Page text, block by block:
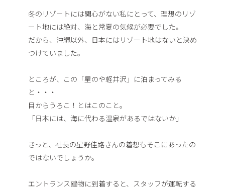
冬のリゾートには関心がない私にとって、理想のリゾ
ート地には絶対、海と常夏の気候が必要でした。
だから、沖縄以外、日本にはリゾート地はないと決め
つけていました。
ところが、この「星のや軽井沢」に泊まってみる
と・・・
目からうろこ！とはこのこと。
「日本には、海に代わる温泉があるではないか」
きっと、社長の星野佳路さんの着想もそこにあったの
ではないでしょうか。
エントランス建物に到着すると、スタッフが運転する